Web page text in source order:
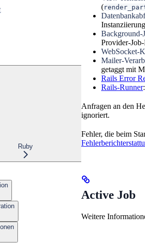
Ruby
(
Background-
Provider-
WebSocket-
Mailer-
getaggt mit
Rails Error
Rails-Runner
Anfragen an den
ignoriert.
Fehler, die beim
Active Job
Weitere